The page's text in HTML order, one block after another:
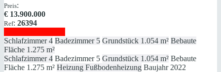
Preis:
€ 13.900.000
Ref: 26394
Schlafzimmer 4 Badezimmer 5 Grundstück 1.054 m² Bebaute
Fläche 1.275 m²
Schlafzimmer 4 Badezimmer 5 Grundstück 1.054 m² Bebaute
Fläche 1.275 m² Heizung Fußbodenheizung Baujahr 2022